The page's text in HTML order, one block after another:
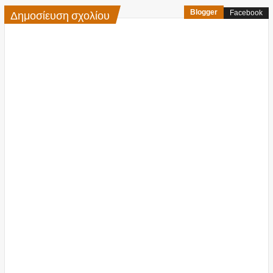
Δημοσίευση σχολίου Blogger Facebook